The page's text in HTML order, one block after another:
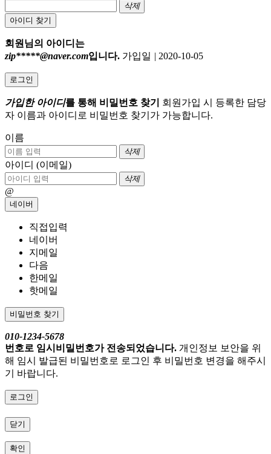
삭제
아이디 찾기
회원님의 아이디는
zip*****@naver.com입니다. 가입일 | 2020-10-05
로그인
가입한 아이디를 통해 비밀번호 찾기
회원가입 시 등록한 담당
자 이름과 아이디로 비밀번호 찾기가 가능합니다.
이름
삭제
아이디 (이메일)
삭제
@
네이버
직접입력
네이버
지메일
다음
한메일
핫메일
비밀번호 찾기
010-1234-5678
번호로 임시비밀번호가 전송되었습니다. 개인정보 보안을 위
해 임시 발급된 비밀번호로 로그인 후 비밀번호 변경을 해주시
기 바랍니다.
로그인
닫기
확인